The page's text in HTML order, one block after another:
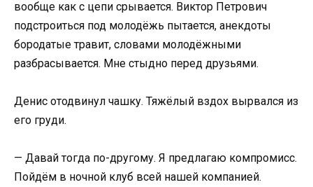
вообще как с цепи срывается. Виктор Петрович
подстроиться под молодёжь пытается, анекдоты
бородатые травит, словами молодёжными
разбрасывается. Мне стыдно перед друзьями.
Денис отодвинул чашку. Тяжёлый вздох вырвался из
его груди.
— Давай тогда по-другому. Я предлагаю компромисс.
Пойдём в ночной клуб всей нашей компанией.